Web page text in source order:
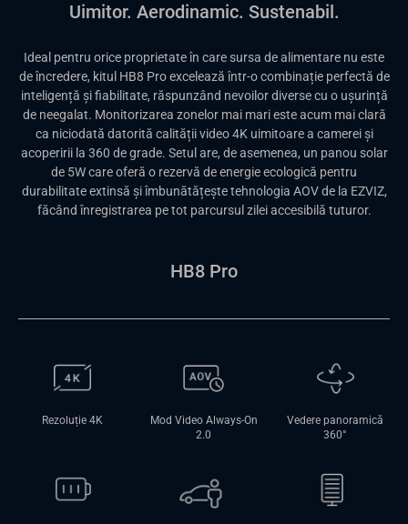
Uimitor. Aerodinamic. Sustenabil.
Ideal pentru orice proprietate în care sursa de alimentare nu este
de încredere, kitul HB8 Pro excelează într-o combinație perfectă de
inteligență și fiabilitate, răspunzând nevoilor diverse cu o ușurință
de neegalat. Monitorizarea zonelor mai mari este acum mai clară
ca niciodată datorită calității video 4K uimitoare a camerei și
acoperirii la 360 de grade. Setul are, de asemenea, un panou solar
de 5W care oferă o rezervă de energie ecologică pentru
durabilitate extinsă și îmbunătățește tehnologia AOV de la EZVIZ,
făcând înregistrarea pe tot parcursul zilei accesibilă tuturor.
HB8 Pro
Rezoluție 4K
Mod Video Always-On
2.0
Vedere panoramică
360°